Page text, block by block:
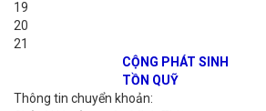
19
20
21
CỘNG PHÁT SINH
TỒN QUỸ
Thông tin chuyển khoản: